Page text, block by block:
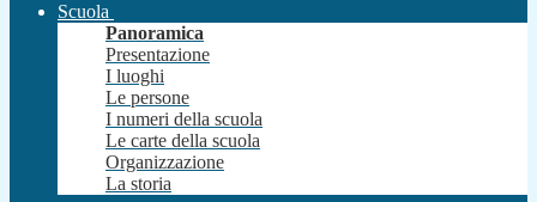
Scuola
Panoramica
Presentazione
I luoghi
Le persone
I numeri della scuola
Le carte della scuola
Organizzazione
La storia